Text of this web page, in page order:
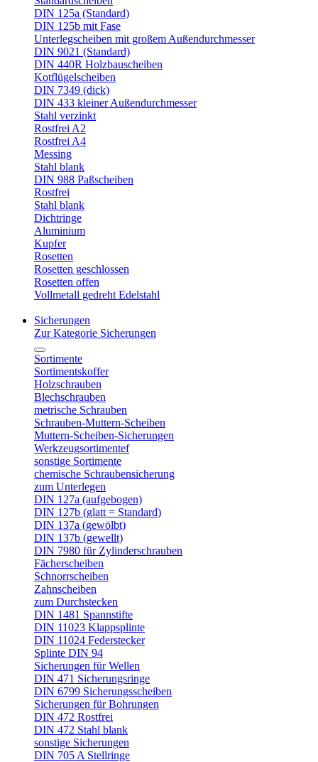
DIN 125a (Standard)
DIN 125b mit Fase
Unterlegscheiben mit großem Außendurchmesser
DIN 9021 (Standard)
DIN 440R Holzbauscheiben
Kotflügelscheiben
DIN 7349 (dick)
DIN 433 kleiner Außendurchmesser
Stahl verzinkt
Rostfrei A2
Rostfrei A4
Messing
Stahl blank
DIN 988 Paßscheiben
Rostfrei
Stahl blank
Dichtringe
Aluminium
Kupfer
Rosetten
Rosetten geschlossen
Rosetten offen
Vollmetall gedreht Edelstahl
Sicherungen
Zur Kategorie Sicherungen
Sortimente
Sortimentskoffer
Holzschrauben
Blechschrauben
metrische Schrauben
Schrauben-Muttern-Scheiben
Muttern-Scheiben-Sicherungen
Werkzeugsortimentef
sonstige Sortimente
chemische Schraubensicherung
zum Unterlegen
DIN 127a (aufgebogen)
DIN 127b (glatt = Standard)
DIN 137a (gewölbt)
DIN 137b (gewellt)
DIN 7980 für Zylinderschrauben
Fächerscheiben
Schnorrscheiben
Zahnscheiben
zum Durchstecken
DIN 1481 Spannstifte
DIN 11023 Klappsplinte
DIN 11024 Federstecker
Splinte DIN 94
Sicherungen für Wellen
DIN 471 Sicherungsringe
DIN 6799 Sicherungsscheiben
Sicherungen für Bohrungen
DIN 472 Rostfrei
DIN 472 Stahl blank
sonstige Sicherungen
DIN 705 A Stellringe